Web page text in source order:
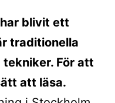
blivit ett
traditionella
För att
att läsa.